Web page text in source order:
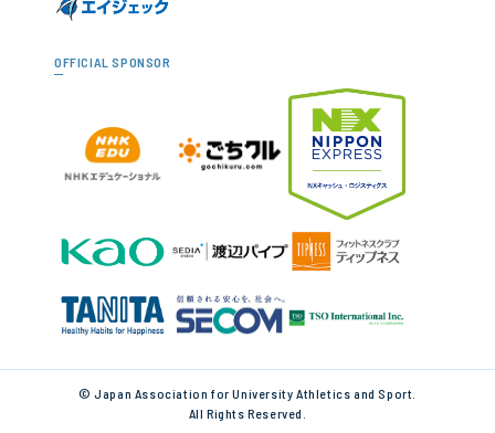
OFFICIAL SPONSOR
© Japan Association for University Athletics and Sport.
All Rights Reserved.